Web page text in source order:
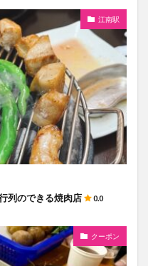
江南駅
列のできる焼肉店 0.0
クーポン